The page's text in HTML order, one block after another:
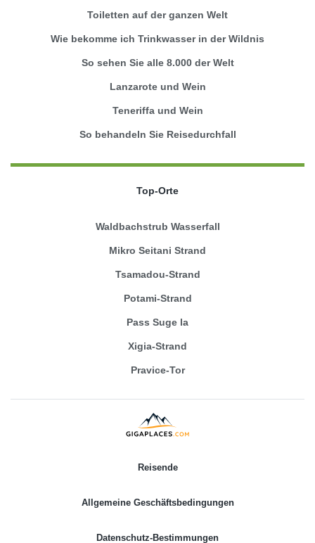
Toiletten auf der ganzen Welt
Wie bekomme ich Trinkwasser in der Wildnis
So sehen Sie alle 8.000 der Welt
Lanzarote und Wein
Teneriffa und Wein
So behandeln Sie Reisedurchfall
Top-Orte
Waldbachstrub Wasserfall
Mikro Seitani Strand
Tsamadou-Strand
Potami-Strand
Pass Suge la
Xigia-Strand
Pravice-Tor
Reisende
Allgemeine Geschäftsbedingungen
Datenschutz-Bestimmungen